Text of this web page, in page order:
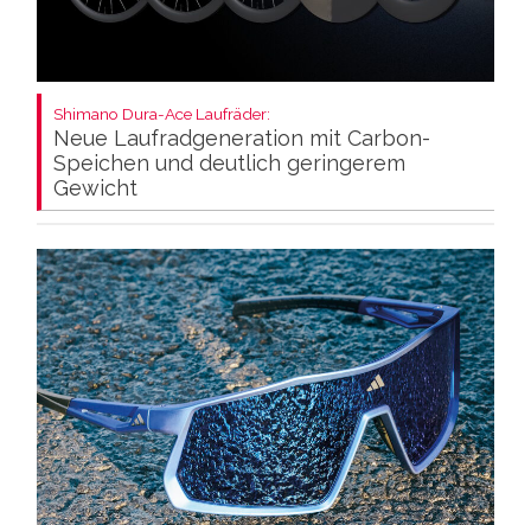
Shimano Dura-Ace Laufräder:
Neue Laufradgeneration mit Carbon-
Speichen und deutlich geringerem
Gewicht